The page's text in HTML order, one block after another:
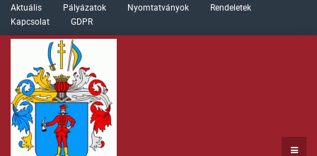
Aktuális Pályázatok Nyomtatványok
Rendeletek
Kapcsolat
GDPR